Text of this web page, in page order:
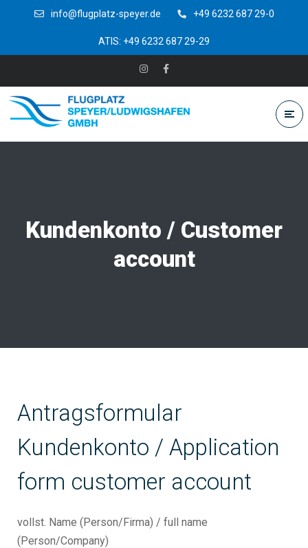
info@flugplatz-speyer.de +49 6232 687 29-0
ATIS: +49 6232 687 29-29
Kundenkonto / Customer
account
Antragsformular
Kundenkonto / Application
form customer account
vollst. Name (Person/Firma) / full name
(Person/Company)